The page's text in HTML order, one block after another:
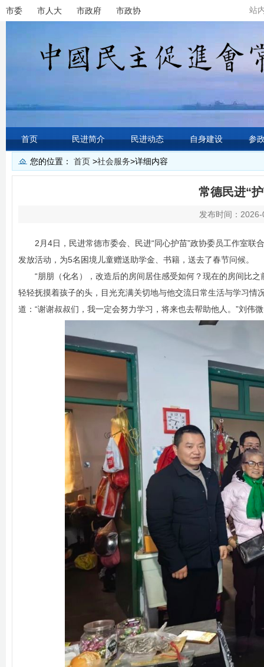
市委 市人大 市政府 市政协 站
首页 民进简介 民进动态 自身建设 参
您的位置： 首页 >社会服务>详细内容
常德民进“
发布时间：
2月4日，民进常德市委会、民进“同心护苗”政协委员工作室联
发放活动，为5名困境儿童赠送助学金、书籍，送去了春节问候。
“朋朋（化名），改造后的房间居住感受如何？现在的房间比
轻轻抚摸着孩子的头，目光充满关切地与他交流日常生活与学习
道：“谢谢叔叔们，我一定会努力学习，将来也去帮助他人。”刘伟